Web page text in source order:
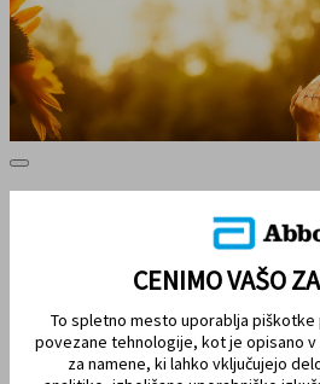
IZJAVE O OMEJITVI ODGOVORNOSTI IN VIRI
CENIMO VAŠO
To spletno mesto uporablja
povezane tehnologije, kot je opisano
za namene, ki lahko vključujejo